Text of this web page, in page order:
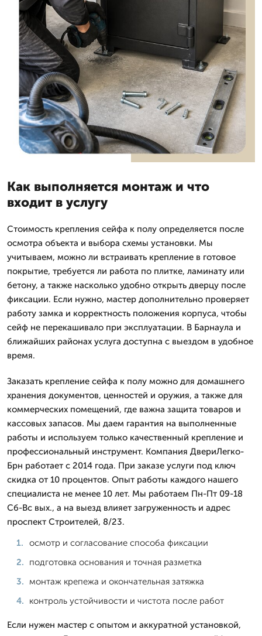
Как выполняется монтаж и что
входит в услугу
Стоимость крепления сейфа к полу определяется после
осмотра объекта и выбора схемы установки. Мы
учитываем, можно ли встраивать крепление в готовое
покрытие, требуется ли работа по плитке, ламинату или
бетону, а также насколько удобно открыть дверцу после
фиксации. Если нужно, мастер дополнительно проверяет
работу замка и корректность положения корпуса, чтобы
сейф не перекашивало при эксплуатации. В Барнаула и
ближайших районах услуга доступна с выездом в удобное
время.
Заказать крепление сейфа к полу можно для домашнего
хранения документов, ценностей и оружия, а также для
коммерческих помещений, где важна защита товаров и
кассовых запасов. Мы даем гарантия на выполненные
работы и используем только качественный крепление и
профессиональный инструмент. Компания ДвериЛегко-
Брн работает с 2014 года. При заказе услуги под ключ
скидка от 10 процентов. Опыт работы каждого нашего
специалиста не менее 10 лет. Мы работаем Пн-Пт 09-18
Сб-Вс вых., а на выезд влияет загруженность и адрес
проспект Строителей, 8/23.
осмотр и согласование способа фиксации
подготовка основания и точная разметка
монтаж крепежа и окончательная затяжка
контроль устойчивости и чистота после работ
Если нужен мастер с опытом и аккуратной установкой,